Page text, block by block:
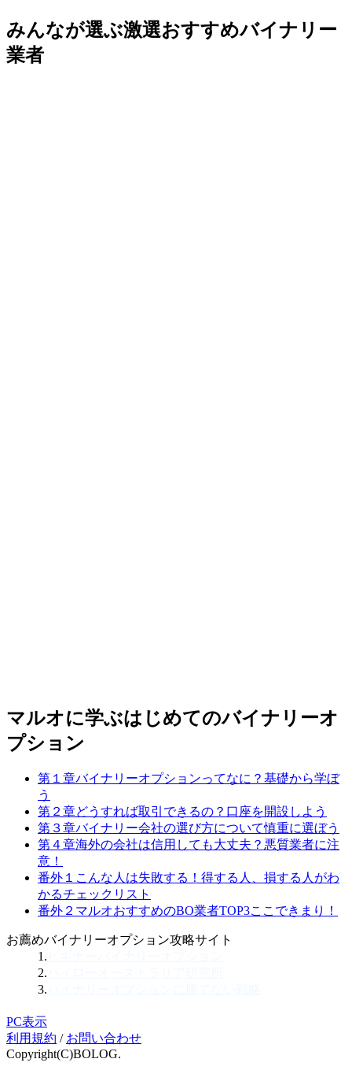
みんなが選ぶ激選おすすめバイナリー
業者
マルオに学ぶはじめてのバイナリーオ
プション
第１章バイナリーオプションってなに？ 基礎から学ぼ
う
第２章どうすれば取引できるの？ 口座を開設しよう
第３章バイナリー会社の選び方について慎重に選ぼう
第４章海外の会社は信用しても大丈夫？ 悪質業者に注
意！
番外１ こんな人は失敗する！ 得する人、損する人がわ
かるチェックリスト
番外２ マルオおすすめのBO業者TOP3ここできまり！
お薦めバイナリーオプション攻略サイト
1.
2.
3.
PC表示
利用規約 / お問い合わせ
Copyright(C)BOLOG.